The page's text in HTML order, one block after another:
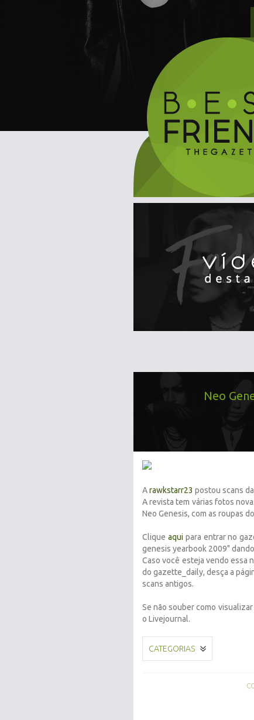
Neo
Arawkstarr23 postou scans
A revista tem várias fotos
Neo Genesis, com as roupas
Clique aqui para entrar no
genesis yearbook 2009"
Caso você esteja vendo essa
do gazette_daily, desça a
scans antigos.
Se não souber como
o Livejournal.
CATEGORIAS